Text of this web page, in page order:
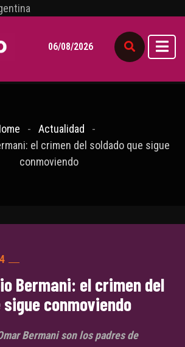
06/08/2026
Actualidad
el crimen del soldado que sigue
conmoviendo
Bermani: el crimen del
conmoviendo
Bermani son los padres de